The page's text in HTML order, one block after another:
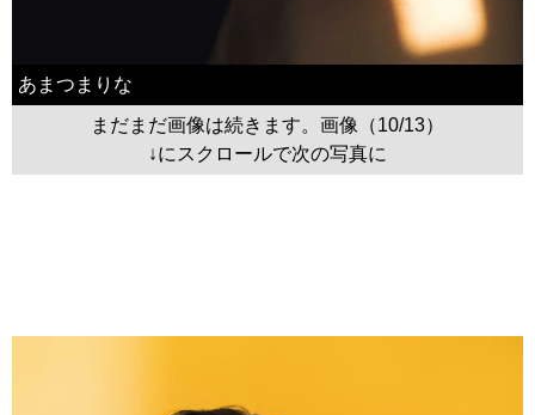
あまつまりな
まだまだ画像は続きます。画像（10/13）
↓にスクロールで次の写真に